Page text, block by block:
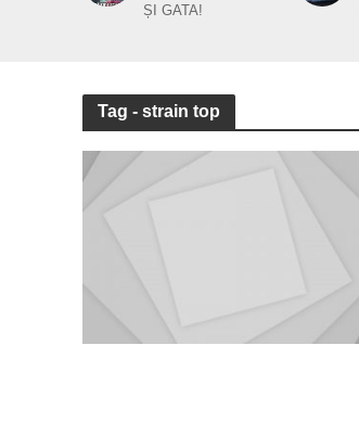
ȘI GATA!
Tag - strain top